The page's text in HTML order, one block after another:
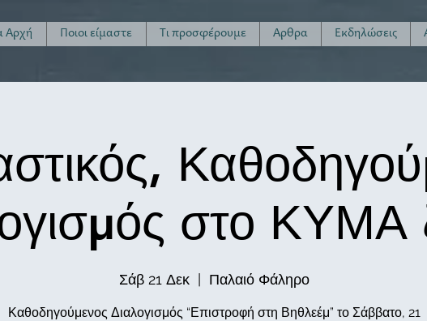
Αρχή Ποιοι είμαστε Τι προσφέρουμε Άρθρα Εκδηλώσεις
στο ΚΥΜΑ
Σάβ 21 Δεκ
  |
Παλαιό Φάληρο
Καθοδηγούμενος Διαλογισμός “Επιστροφή στη Βηθλεέμ” το Σάββατο, 21